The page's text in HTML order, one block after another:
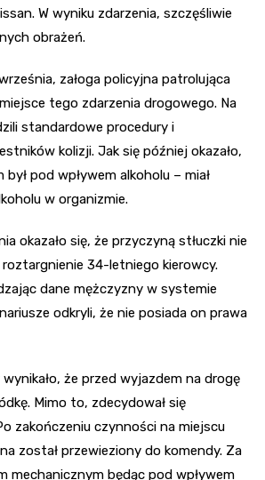
W wyniku zdarzenia, szczęśliwie
obrażeń.
załoga policyjna patrolująca
tego zdarzenia drogowego. Na
standardowe procedury i
kolizji. Jak się później okazało,
był pod wpływem alkoholu – miał
w organizmie.
okazało się, że przyczyną stłuczki nie
roztargnienie 34-letniego kierowcy.
dane mężczyzny w systemie
odkryli, że nie posiada on prawa
że przed wyjazdem na drogę
Mimo to, zdecydował się
zakończeniu czynności na miejscu
został przewieziony do komendy. Za
mechanicznym będąc pod wpływem